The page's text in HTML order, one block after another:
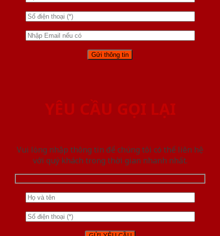
YÊU CẦU GỌI LẠI
Vui lòng nhập thông tin để chúng tôi có thể liên hệ
với quý khách trong thời gian nhanh nhất.